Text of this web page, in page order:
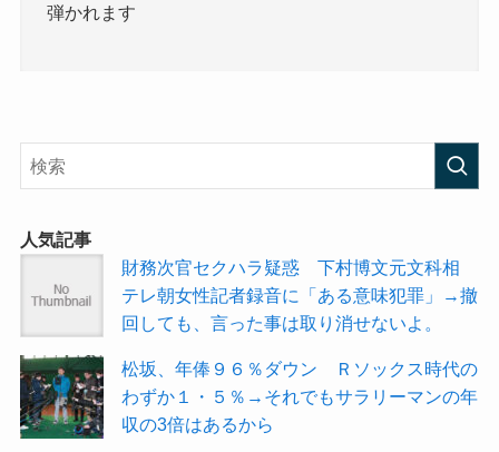
弾かれます
人気記事
財務次官セクハラ疑惑 下村博文元文科相
テレ朝女性記者録音に「ある意味犯罪」→撤
回しても、言った事は取り消せないよ。
松坂、年俸９６％ダウン Ｒソックス時代の
わずか１・５％→それでもサラリーマンの年
収の3倍はあるから